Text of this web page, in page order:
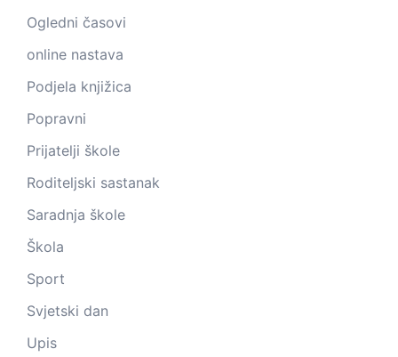
Ogledni časovi
online nastava
Podjela knjižica
Popravni
Prijatelji škole
Roditeljski sastanak
Saradnja škole
Škola
Sport
Svjetski dan
Upis